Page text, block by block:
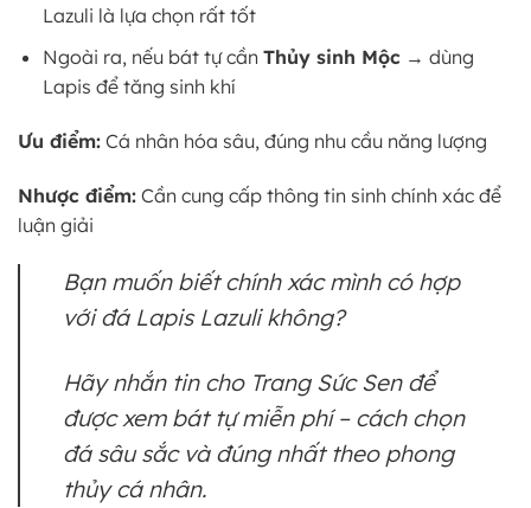
Lazuli là lựa chọn rất tốt
Ngoài ra, nếu bát tự cần Thủy sinh Mộc→ dùng
Lapis để tăng sinh khí
Ưu điểm: Cá nhân hóa sâu, đúng nhu cầu năng lượng
Nhược điểm: Cần cung cấp thông tin sinh chính xác để
luận giải
Bạn muốn biết chính xác mình có hợp
với đá Lapis Lazuli không?
Hãy nhắn tin cho Trang Sức Sen để
được xem bát tự miễn phí – cách chọn
đá sâu sắc và đúng nhất theo phong
thủy cá nhân.